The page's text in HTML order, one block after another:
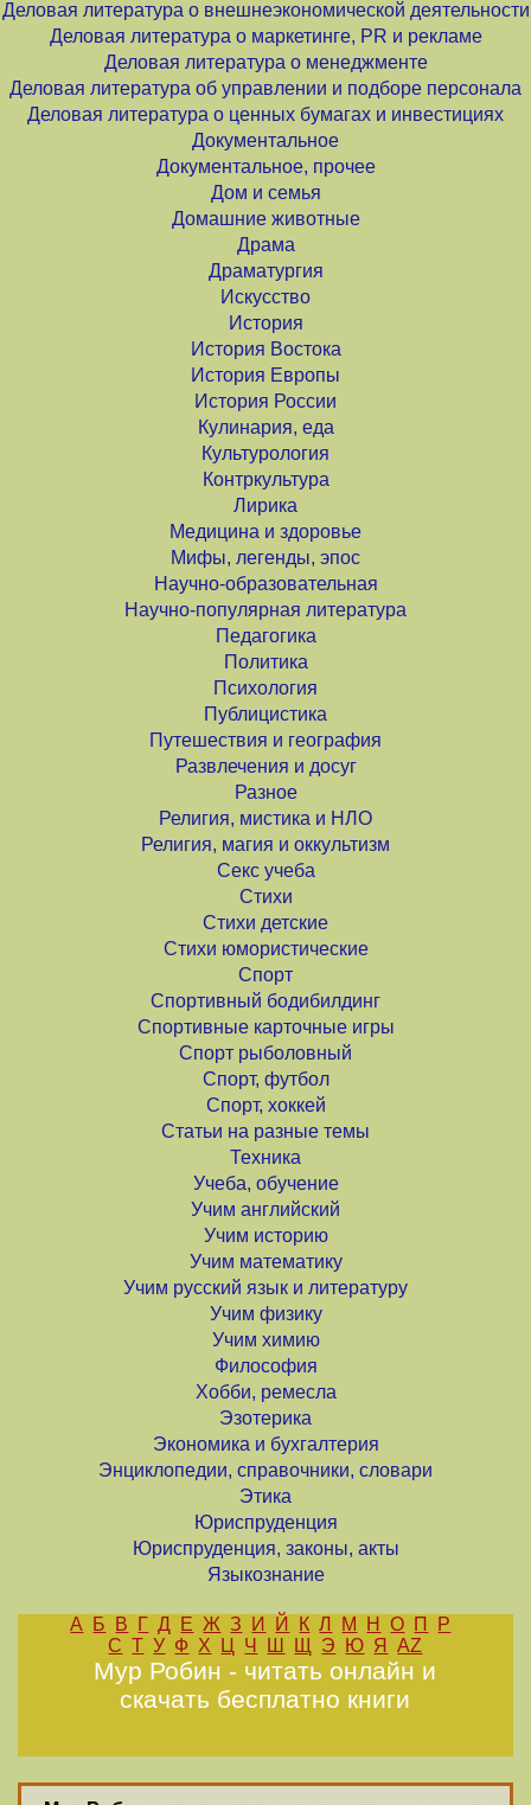
Деловая литература о внешнеэкономической деятельности
Деловая литература о маркетинге, PR и рекламе
Деловая литература о менеджменте
Деловая литература об управлении и подборе персонала
Деловая литература о ценных бумагах и инвестициях
Документальное
Документальное, прочее
Дом и семья
Домашние животные
Драма
Драматургия
Искусство
История
История Востока
История Европы
История России
Кулинария, еда
Культурология
Контркультура
Лирика
Медицина и здоровье
Мифы, легенды, эпос
Научно-образовательная
Научно-популярная литература
Педагогика
Политика
Психология
Публицистика
Путешествия и география
Развлечения и досуг
Разное
Религия, мистика и НЛО
Религия, магия и оккультизм
Секс учеба
Стихи
Стихи детские
Стихи юмористические
Спорт
Спортивный бодибилдинг
Спортивные карточные игры
Спорт рыболовный
Спорт, футбол
Спорт, хоккей
Статьи на разные темы
Техника
Учеба, обучение
Учим английский
Учим историю
Учим математику
Учим русский язык и литературу
Учим физику
Учим химию
Философия
Хобби, ремесла
Эзотерика
Экономика и бухгалтерия
Энциклопедии, справочники, словари
Этика
Юриспруденция
Юриспруденция, законы, акты
Языкознание
А Б В Г Д Е Ж З И Й К Л М Н О П
Р
С Т У Ф Х Ц Ч Ш Щ Э Ю Я AZ
Мур Робин - читать онлайн и
скачать бесплатно книги